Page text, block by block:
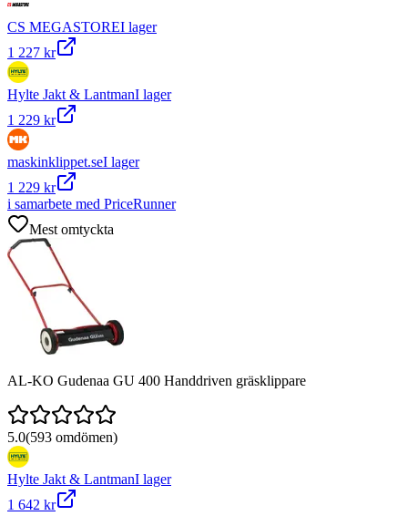
CS MEGASTOREI lager
1 227 kr
Hylte Jakt & LantmanI lager
1 229 kr
maskinklippet.seI lager
1 229 kr
i samarbete med PriceRunner
Mest omtyckta
AL-KO Gudenaa GU 400 Handdriven gräsklippare
5.0(593 omdömen)
Hylte Jakt & LantmanI lager
1 642 kr